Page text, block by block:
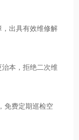
出具有效维修解
本，拒绝二次维
免费定期巡检空